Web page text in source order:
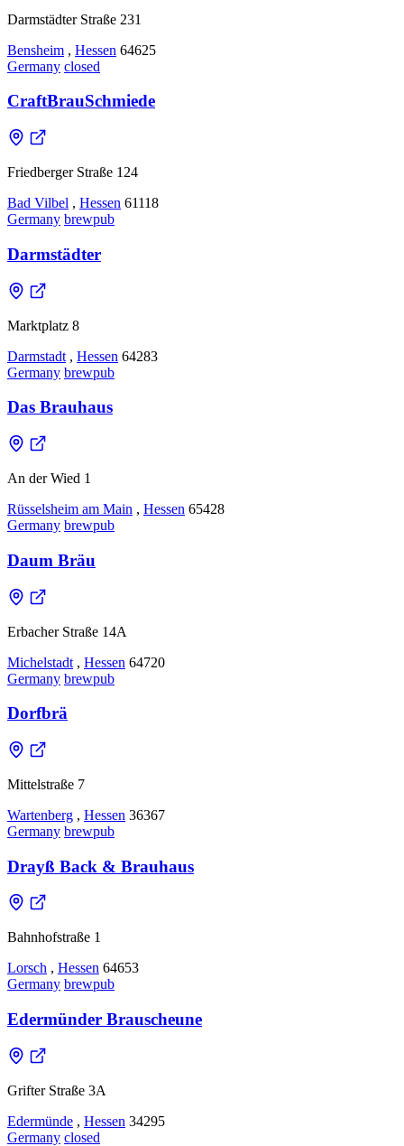
Darmstädter Straße 231
Bensheim , Hessen 64625
Germany closed
CraftBrauSchmiede
Friedberger Straße 124
Bad Vilbel , Hessen 61118
Germany brewpub
Darmstädter
Marktplatz 8
Darmstadt , Hessen 64283
Germany brewpub
Das Brauhaus
An der Wied 1
Rüsselsheim am Main , Hessen 65428
Germany brewpub
Daum Bräu
Erbacher Straße 14A
Michelstadt , Hessen 64720
Germany brewpub
Dorfbrä
Mittelstraße 7
Wartenberg , Hessen 36367
Germany brewpub
Drayß Back & Brauhaus
Bahnhofstraße 1
Lorsch , Hessen 64653
Germany brewpub
Edermünder Brauscheune
Grifter Straße 3A
Edermünde , Hessen 34295
Germany closed